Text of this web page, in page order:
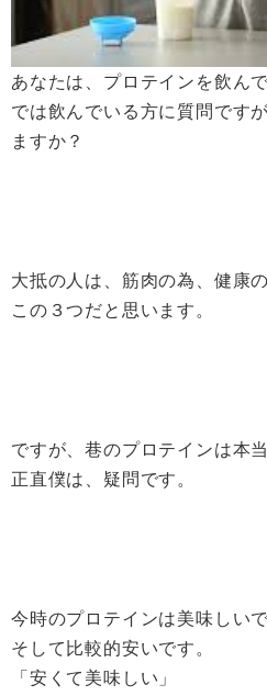
あなたは、プロテインを飲ん
では飲んでいる方に質問です
ますか？
大抵の人は、筋肉の為、健康
この３つだと思います。
ですが、巷のプロテインは本
正直僕は、疑問です。
今時のプロテインは美味しいで
そして比較的安いです。
「安くて美味しい」